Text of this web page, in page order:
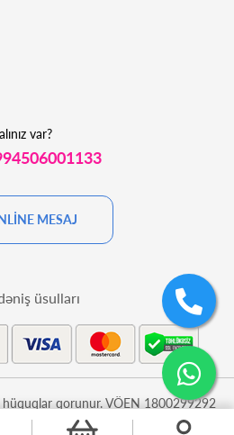
var?
MESAJ
qorunur. VÖEN 1800299292
üsulları